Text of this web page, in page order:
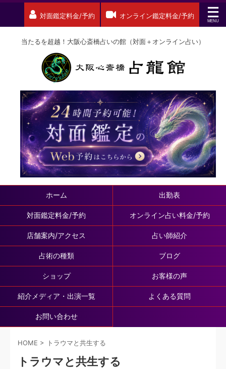
対面鑑定料金/予約 オンライン鑑定料金/予約
当たるを超越！大阪心斎橋占いの館（対面＋オンライン占い）
ホーム 出勤表
対面鑑定料金/予約 オンライン占い料金/予約
店舗案内/アクセス 占い師紹介
占術の種類 ブログ
ショップ お客様の声
紹介メディア・出演一覧 よくある質問
お問い合わせ
HOME > トラウマと共生する
トラウマと共生する